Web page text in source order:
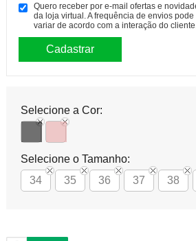
Quero receber por e-mail ofertas e
da loja virtual. A frequência de envios pode
variar de acordo com a interação do cliente.
Selecione a Cor:
Selecione o Tamanho:
34
35 36 37 38